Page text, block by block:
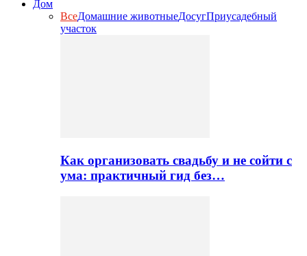
Дом
ВсеДомашние животныеДосугПриусадебный
участок
Как организовать свадьбу и не сойти с
ума: практичный гид без…